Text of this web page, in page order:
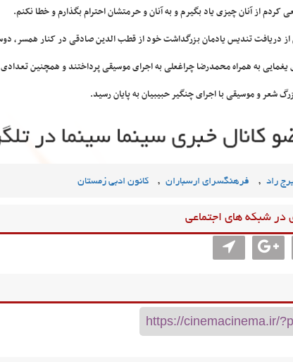
کردم از آنان چیزی یاد بگیرم و به آنان و حرمتشان احترام بگذارم و خطا نکنم.
دریافت تندیس یادمان بزرگداشت خود از قطب الدین صادقی در کنار همسر، دوستان و همکاران
یغمایی به همراه محمدرضا چراغعلی به اجرای موسیقی پرداختند و همچنین تعدادی
شعر و موسیقی با اجرای چنگیر حبیبیان به پایان رسید.
راد , فرهنگسرای ارسباران , کانون ادبی زمستان
در شبکه های اجتماعی